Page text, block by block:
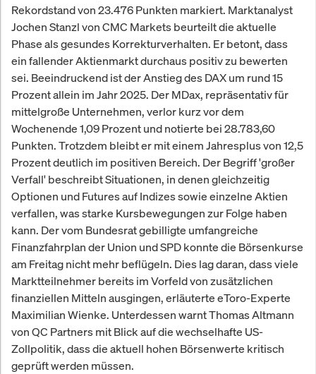
Rekordstand von 23.476 Punkten markiert. Marktanalyst
Jochen Stanzl von CMC Markets beurteilt die aktuelle
Phase als gesundes Korrekturverhalten. Er betont, dass
ein fallender Aktienmarkt durchaus positiv zu bewerten
sei. Beeindruckend ist der Anstieg des DAX um rund 15
Prozent allein im Jahr 2025. Der MDax, repräsentativ für
mittelgroße Unternehmen, verlor kurz vor dem
Wochenende 1,09 Prozent und notierte bei 28.783,60
Punkten. Trotzdem bleibt er mit einem Jahresplus von 12,5
Prozent deutlich im positiven Bereich. Der Begriff 'großer
Verfall' beschreibt Situationen, in denen gleichzeitig
Optionen und Futures auf Indizes sowie einzelne Aktien
verfallen, was starke Kursbewegungen zur Folge haben
kann. Der vom Bundesrat gebilligte umfangreiche
Finanzfahrplan der Union und SPD konnte die Börsenkurse
am Freitag nicht mehr beflügeln. Dies lag daran, dass viele
Marktteilnehmer bereits im Vorfeld von zusätzlichen
finanziellen Mitteln ausgingen, erläuterte eToro-Experte
Maximilian Wienke. Unterdessen warnt Thomas Altmann
von QC Partners mit Blick auf die wechselhafte US-
Zollpolitik, dass die aktuell hohen Börsenwerte kritisch
geprüft werden müssen.